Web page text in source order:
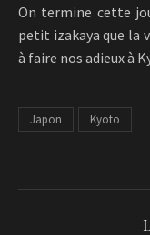
On termine cette
petit izakaya que la
à faire nos adieux à
Japon Kyoto